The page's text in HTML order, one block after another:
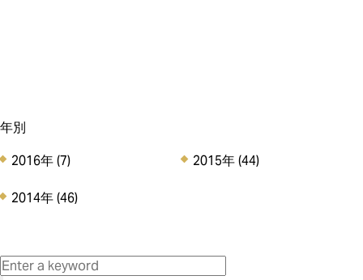
年別
2016年(7) 2015年(44)
2014年(46)